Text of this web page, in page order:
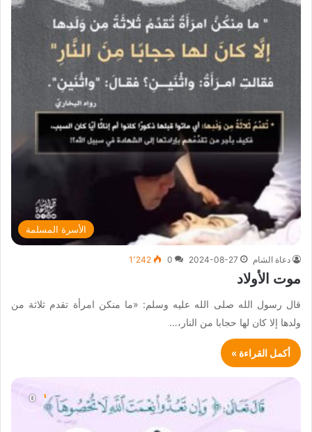
الأسرة المسلمة
دعاة الشام 2024-08-27
0 1٬242
موت الأولاد
قال رسول الله صلى الله عليه وسلم: «ما منكن امرأة تقدم ثلاثة من
ولدها إلا كان لها حجابا من النار،…
أكمل القراءة »